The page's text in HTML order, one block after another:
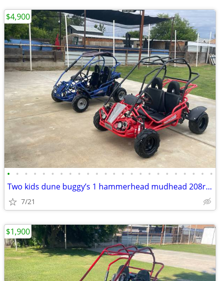
• • • • • • • • • • • • • • • • • • • • • • • •
Two kids dune buggy’s 1 hammerhead mudhead 208r 1 Trailmaster mid Xrx/
7/21
$4,900
$1,900